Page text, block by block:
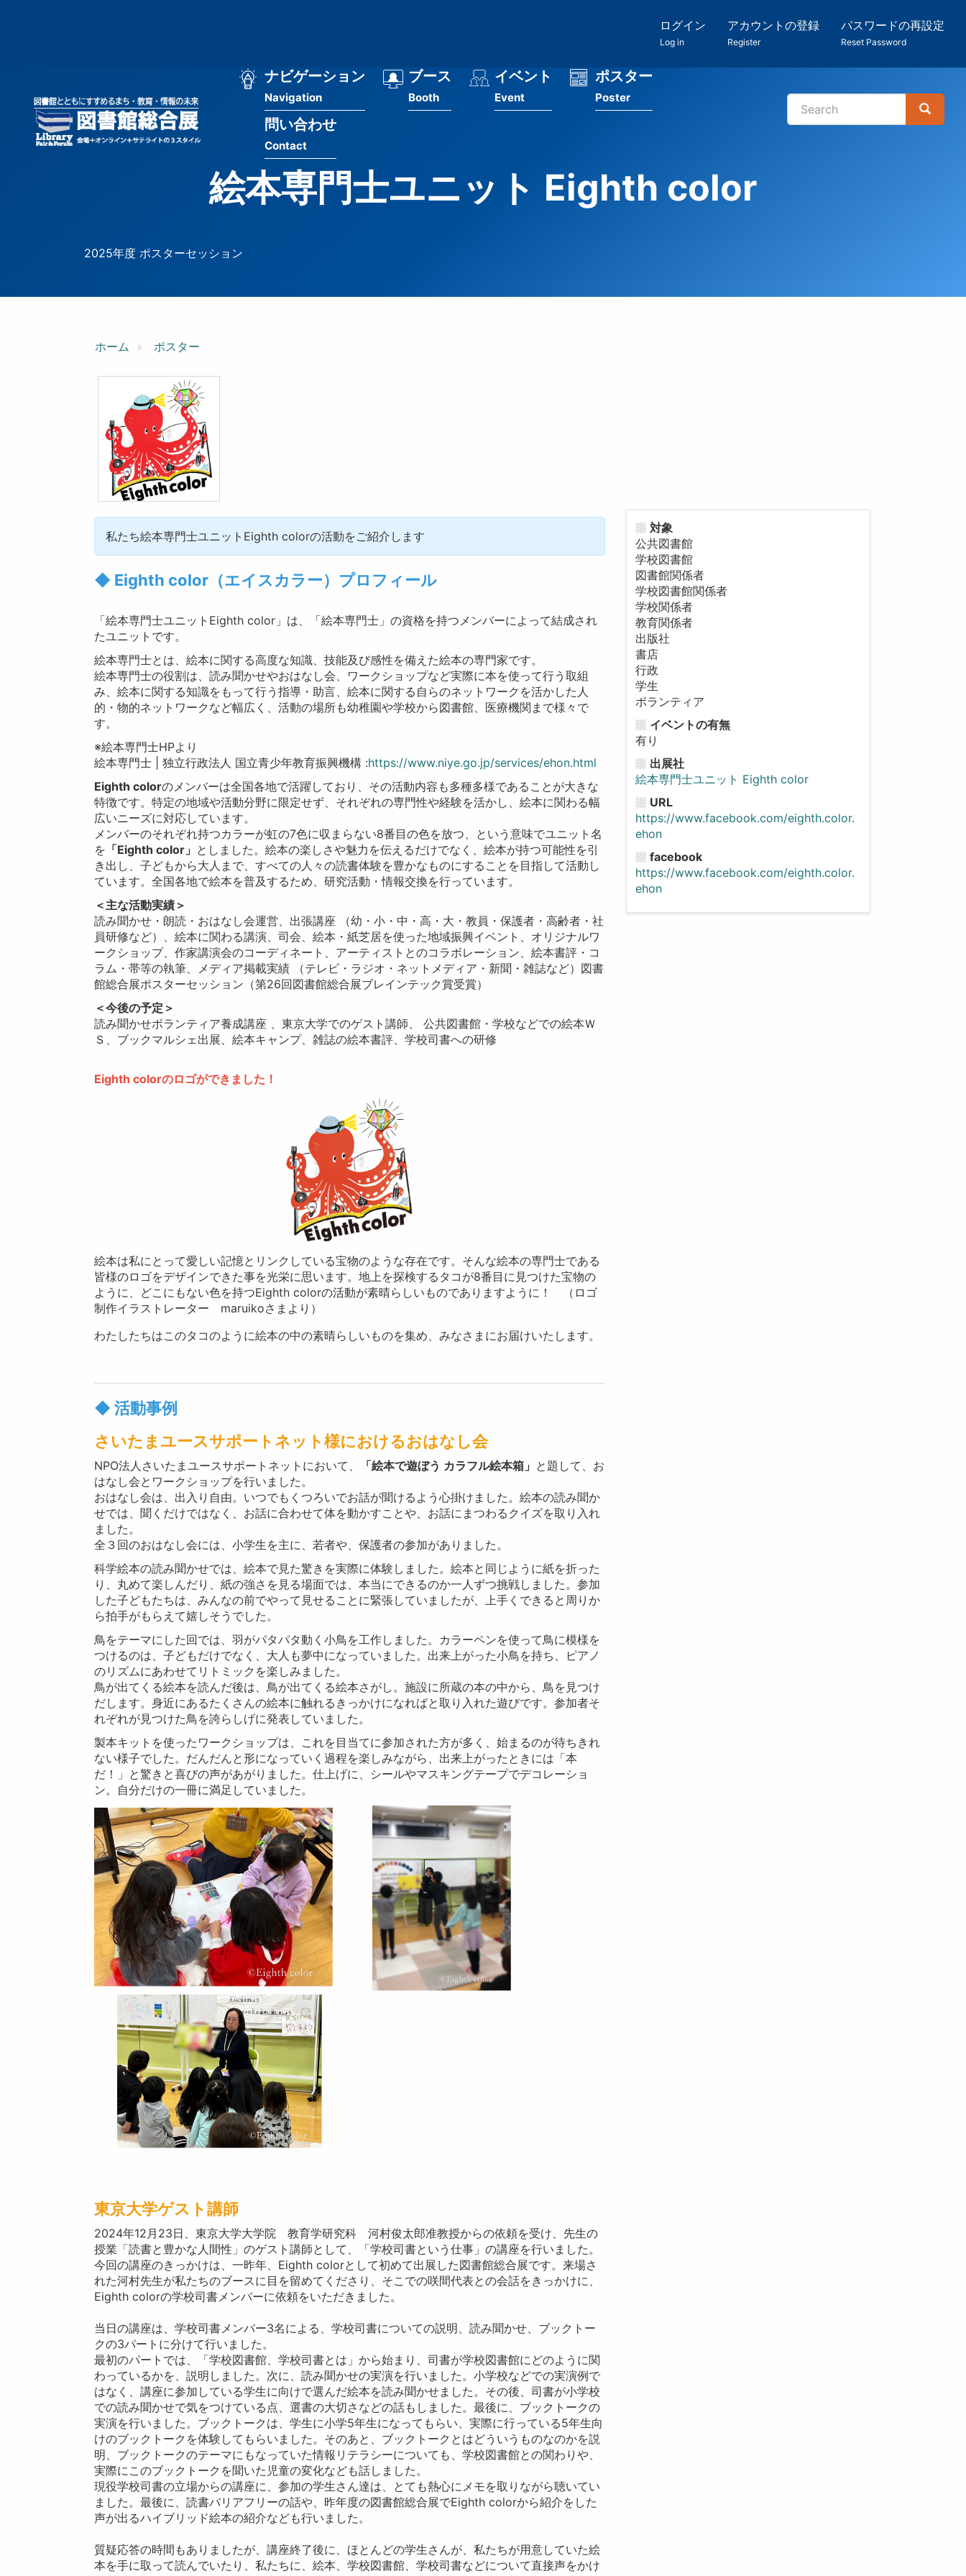
ー
ザ
ログイン
Log in
アカウントの登録
Register
パスワードの再設定
Reset Password
メ
ナ
ビ
ー
ョ
ナビゲーション
Navigation
ブース
Booth
イベント
Event
ポスター
Poster
問い合わせ
Contact
検
Search
Search
絵本専門士ユニット Eighth color
2025年度 ポスターセッション
ホーム ポスター
私たち絵本専門士ユニットEighth colorの活動をご紹介します
◆ Eighth color（エイスカラー）プロフィール
「絵本専門士ユニットEighth color」は、「絵本専門士」の資格を持つメンバーによって結成され
たユニットです。
絵本専門士とは、絵本に関する高度な知識、技能及び感性を備えた絵本の専門家です。
絵本専門士の役割は、読み聞かせやおはなし会、ワークショップなど実際に本を使って行う取組
み、絵本に関する知識をもって行う指導・助言、絵本に関する自らのネットワークを活かした人
的・物的ネットワークなど幅広く、活動の場所も幼稚園や学校から図書館、医療機関まで様々で
す。
※絵本専門士HPより
絵本専門士 | 独立行政法人 国立青少年教育振興機構 :https://www.niye.go.jp/services/ehon.html
Eighth colorのメンバーは全国各地で活躍しており、その活動内容も多種多様であることが大きな
特徴です。特定の地域や活動分野に限定せず、それぞれの専門性や経験を活かし、絵本に関わる幅
広いニーズに対応しています。
メンバーのそれぞれ持つカラーが虹の7色に収まらない8番目の色を放つ、という意味でユニット名
を 「Eighth color」 としました。絵本の楽しさや魅力を伝えるだけでなく、絵本が持つ可能性を引
き出し、子どもから大人まで、すべての人々の読書体験を豊かなものにすることを目指して活動し
ています。全国各地で絵本を普及するため、研究活動・情報交換を行っています。
＜主な活動実績＞
読み聞かせ・朗読・おはなし会運営、出張講座 （幼・小・中・高・大・教員・保護者・高齢者・社
員研修など）、絵本に関わる講演、司会、絵本・紙芝居を使った地域振興イベント、オリジナルワ
ークショップ、作家講演会のコーディネート、アーティストとのコラボレーション、絵本書評・コ
ラム・帯等の執筆、メディア掲載実績 （テレビ・ラジオ・ネットメディア・新聞・雑誌など）図書
館総合展ポスターセッション（第26回図書館総合展ブレインテック賞受賞）
＜今後の予定＞
読み聞かせボランティア養成講座 、東京大学でのゲスト講師、 公共図書館・学校などでの絵本Ｗ
Ｓ、ブックマルシェ出展、絵本キャンプ、雑誌の絵本書評、学校司書への研修
Eighth colorのロゴができました！
絵本は私にとって愛しい記憶とリンクしている宝物のような存在です。そんな絵本の専門士である
皆様のロゴをデザインできた事を光栄に思います。地上を探検するタコが8番目に見つけた宝物の
ように、どこにもない色を持つEighth colorの活動が素晴らしいものでありますように！ （ロゴ
制作イラストレーター maruikoさまより）
わたしたちはこのタコのように絵本の中の素晴らしいものを集め、みなさまにお届けいたします。
◆ 活動事例
さいたまユースサポートネット様におけるおはなし会
NPO法人さいたまユースサポートネットにおいて、 「絵本で遊ぼう カラフル絵本箱」 と題して、お
はなし会とワークショップを行いました。
おはなし会は、出入り自由。いつでもくつろいでお話が聞けるよう心掛けました。絵本の読み聞か
せでは、聞くだけではなく、お話に合わせて体を動かすことや、お話にまつわるクイズを取り入れ
ました。
全３回のおはなし会には、小学生を主に、若者や、保護者の参加がありました。
科学絵本の読み聞かせでは、絵本で見た驚きを実際に体験しました。絵本と同じように紙を折った
り、丸めて楽しんだり、紙の強さを見る場面では、本当にできるのか一人ずつ挑戦しました。参加
した子どもたちは、みんなの前でやって見せることに緊張していましたが、上手くできると周りか
ら拍手がもらえて嬉しそうでした。
鳥をテーマにした回では、羽がパタパタ動く小鳥を工作しました。カラーペンを使って鳥に模様を
つけるのは、子どもだけでなく、大人も夢中になっていました。出来上がった小鳥を持ち、ピアノ
のリズムにあわせてリトミックを楽しみました。
鳥が出てくる絵本を読んだ後は、鳥が出てくる絵本さがし。施設に所蔵の本の中から、鳥を見つけ
だします。身近にあるたくさんの絵本に触れるきっかけになればと取り入れた遊びです。参加者そ
れぞれが見つけた鳥を誇らしげに発表していました。
製本キットを使ったワークショップは、これを目当てに参加された方が多く、始まるのが待ちきれ
ない様子でした。だんだんと形になっていく過程を楽しみながら、出来上がったときには「本
だ！」と驚きと喜びの声があがりました。仕上げに、シールやマスキングテープでデコレーショ
ン。自分だけの一冊に満足していました。
東京大学ゲスト講師
2024年12月23日、東京大学大学院 教育学研究科 河村俊太郎准教授からの依頼を受け、先生の
授業「読書と豊かな人間性」のゲスト講師として、「学校司書という仕事」の講座を行いました。
今回の講座のきっかけは、一昨年、Eighth colorとして初めて出展した図書館総合展です。来場さ
れた河村先生が私たちのブースに目を留めてくださり、そこでの咲間代表との会話をきっかけに、
Eighth colorの学校司書メンバーに依頼をいただきました。
当日の講座は、学校司書メンバー3名による、学校司書についての説明、読み聞かせ、ブックトー
クの3パートに分けて行いました。
最初のパートでは、「学校図書館、学校司書とは」から始まり、司書が学校図書館にどのように関
わっているかを、説明しました。次に、読み聞かせの実演を行いました。小学校などでの実演例で
はなく、講座に参加している学生に向けで選んだ絵本を読み聞かせました。その後、司書が小学校
での読み聞かせで気をつけている点、選書の大切さなどの話もしました。最後に、ブックトークの
実演を行いました。ブックトークは、学生に小学5年生になってもらい、実際に行っている5年生向
けのブックトークを体験してもらいました。そのあと、ブックトークとはどういうものなのかを説
明、ブックトークのテーマにもなっていた情報リテラシーについても、学校図書館との関わりや、
実際にこのブックトークを聞いた児童の変化なども話しました。
現役学校司書の立場からの講座に、参加の学生さん達は、とても熱心にメモを取りながら聴いてい
ました。最後に、読書バリアフリーの話や、昨年度の図書館総合展でEighth colorから紹介をした
声が出るハイブリッド絵本の紹介なども行いました。
質疑応答の時間もありましたが、講座終了後に、ほとんどの学生さんが、私たちが用意していた絵
本を手に取って読んでいたり、私たちに、絵本、学校図書館、学校司書などについて直接声をかけ
対象
公共図書館
学校図書館
図書館関係者
学校図書館関係者
学校関係者
教育関係者
出版社
書店
行政
学生
ボランティア
イベントの有無
有り
出展社
絵本専門士ユニット Eighth color
URL
https://www.facebook.com/eighth.color.
ehon
facebook
https://www.facebook.com/eighth.color.
ehon